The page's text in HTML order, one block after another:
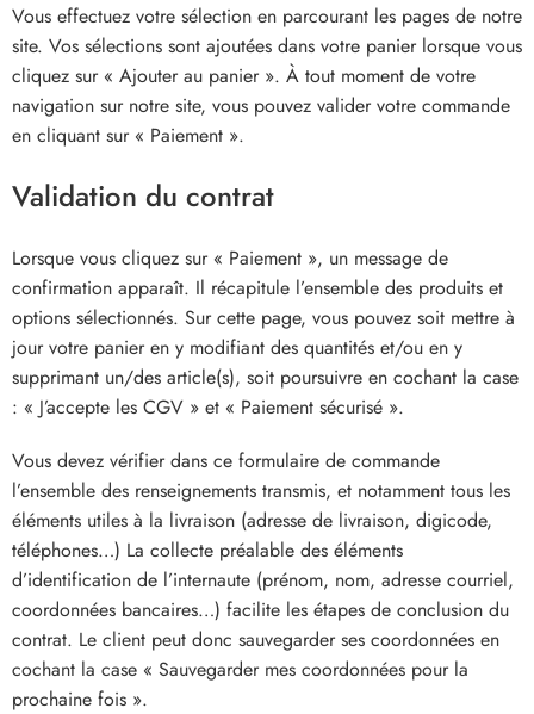
Vous effectuez votre sélection en parcourant les pages de notre
site. Vos sélections sont ajoutées dans votre panier lorsque vous
cliquez sur « Ajouter au panier ». À tout moment de votre
navigation sur notre site, vous pouvez valider votre commande
en cliquant sur « Paiement ».
Validation du contrat
Lorsque vous cliquez sur « Paiement », un message de
confirmation apparaît. Il récapitule l’ensemble des produits et
options sélectionnés. Sur cette page, vous pouvez soit mettre à
jour votre panier en y modifiant des quantités et/ou en y
supprimant un/des article(s), soit poursuivre en cochant la case
: « J’accepte les CGV » et « Paiement sécurisé ».
Vous devez vérifier dans ce formulaire de commande
l’ensemble des renseignements transmis, et notamment tous les
éléments utiles à la livraison (adresse de livraison, digicode,
téléphones…) La collecte préalable des éléments
d’identification de l’internaute (prénom, nom, adresse courriel,
coordonnées bancaires…) facilite les étapes de conclusion du
contrat. Le client peut donc sauvegarder ses coordonnées en
cochant la case « Sauvegarder mes coordonnées pour la
prochaine fois ».